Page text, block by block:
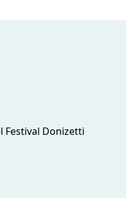
Donizetti